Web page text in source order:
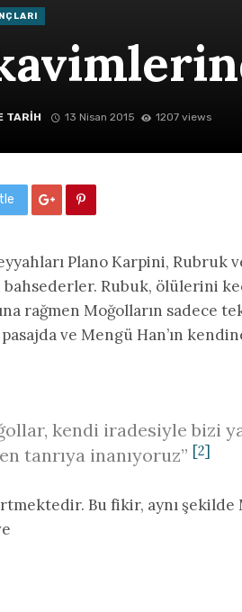
TARIH 13 Nisan 2015 1207 views
Plano Karpini, Rubruk
bahsederler. Rubuk, ölülerini
rağmen Moğolların sadece
ve Mengü Han’ın
kendi iradesiyle bizi
tanrıya inanıyoruz” [2]
Bu fikir, aynı şekilde